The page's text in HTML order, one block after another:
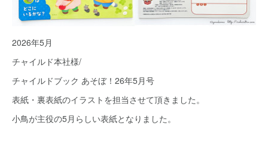
2026年5月
チャイルド本社様/
チャイルドブック あそぼ！26年5月号
表紙・裏表紙のイラストを担当させて頂きました。
小鳥が主役の5月らしい表紙となりました。